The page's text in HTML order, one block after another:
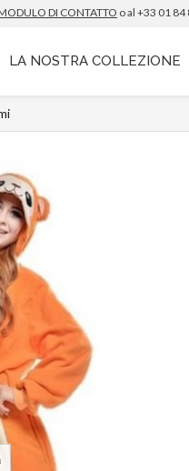
DI CONTATTO o al +33 01
LA NOSTRA COLLEZIONE